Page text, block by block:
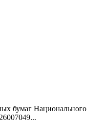
бумаг Национального